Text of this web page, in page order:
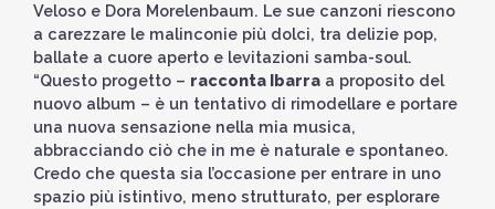
Veloso e Dora Morelenbaum. Le sue canzoni riescono
a carezzare le malinconie più dolci, tra delizie pop,
ballate a cuore aperto e levitazioni samba-soul.
“Questo progetto – racconta Ibarra a proposito del
nuovo album – è un tentativo di rimodellare e portare
una nuova sensazione nella mia musica,
abbracciando ciò che in me è naturale e spontaneo.
Credo che questa sia l’occasione per entrare in uno
spazio più istintivo, meno strutturato, per esplorare